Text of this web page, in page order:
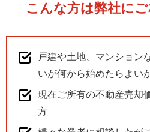
こんな方は弊社に
戸建や土地、マンション
いが何から始めたらよい
現在ご所有の不動産売却
方